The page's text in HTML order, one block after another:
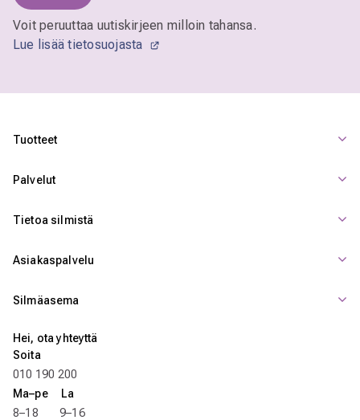
Voit peruuttaa uutiskirjeen milloin tahansa.
Lue lisää tietosuojasta
Tuotteet
Palvelut
Tietoa silmistä
Asiakaspalvelu
Silmäasema
Hei, ota yhteyttä
Soita
010 190 200
Ma–pe La
8–18 9–16